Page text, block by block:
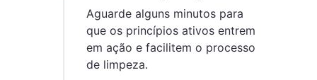
Aguarde alguns minutos para
que os princípios ativos entrem
em ação e facilitem o processo
de limpeza.